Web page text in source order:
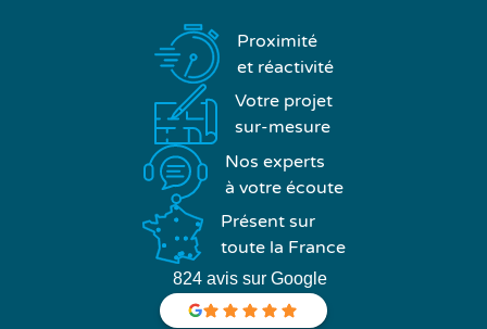
Proximité
et réactivité
Votre projet
sur-mesure
Nos experts
à votre écoute
Présent sur
toute la France
824 avis sur Google